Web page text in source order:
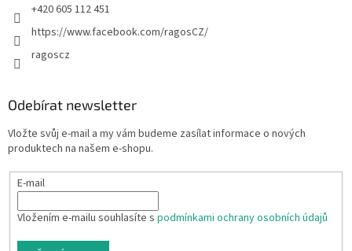
+420 605 112 451
https://www.facebook.com/ragosCZ/
ragoscz
Odebírat newsletter
Vložte svůj e-mail a my vám budeme zasílat informace o nových
produktech na našem e-shopu.
E-mail
Vložením e-mailu souhlasíte s podmínkami ochrany osobních údajů